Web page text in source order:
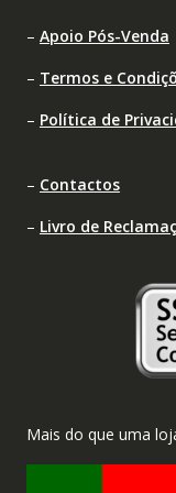
– Apoio Pós-Venda
– Termos e
– Política de
– Contactos
– Livro de
Mais do que uma